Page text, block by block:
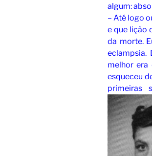
algum:
– Até logo
e que lição
da morte.
eclampsia.
melhor era
esqueceu
primeiras